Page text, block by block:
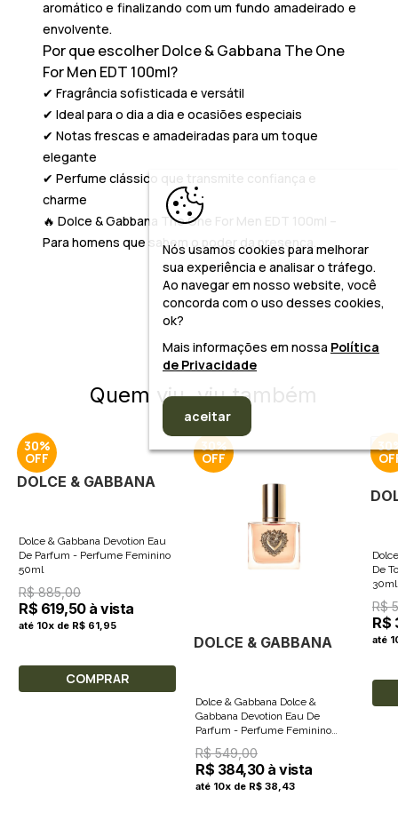
aromático e finalizando com um fundo amadeirado e
envolvente.
Por que escolher Dolce & Gabbana The One
For Men EDT 100ml?
✔ Fragrância sofisticada e versátil
✔ Ideal para o dia a dia e ocasiões especiais
✔ Notas frescas e amadeiradas para um toque
elegante
✔ Perfume clássico que transmite confiança e
charme
🔥 Dolce & Gabbana The One For Men EDT 100ml –
Para homens que sabem o poder da presença.
Quem viu, viu também
30%
DOLCE & GABBANA
Dolce & Gabbana Devotion Eau
De Parfum - Perfume Feminino
50ml
R$ 885,00
R$ 619,50 à vista
até 10x de R$ 61,95
COMPRAR
30%
DOLCE & GABBANA
Dolce & Gabbana Dolce &
Gabbana Devotion Eau De
Parfum - Perfume Feminino
30ml
R$ 549,00
R$ 384,30 à vista
até 10x de R$ 38,43
De
30ml
R$
R$
até
Nós usamos cookies para melhorar
sua experiência e analisar o tráfego.
Ao navegar em nosso website, você
concorda com o uso desses cookies,
ok?
Mais informações em nossa Política
de Privacidade
aceitar